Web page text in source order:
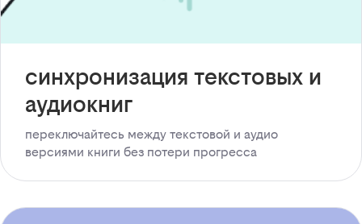
синхронизация текстовых и
аудиокниг
переключайтесь между текстовой и аудио
версиями книги без потери прогресса